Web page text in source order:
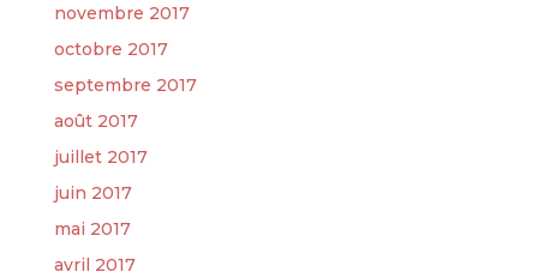
novembre 2017
octobre 2017
septembre 2017
août 2017
juillet 2017
juin 2017
mai 2017
avril 2017